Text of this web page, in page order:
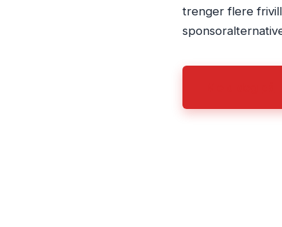
trenger flere